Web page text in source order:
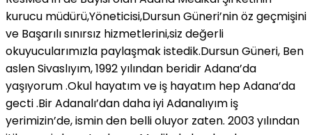
kurucu müdürü,Yöneticisi,Dursun Güneri’nin öz geçmişini
ve Başarılı sınırsız hizmetlerini,siz değerli
okuyucularımızla paylaşmak istedik.Dursun Güneri, Ben
aslen Sivaslıyım, 1992 yılından beridir Adana’da
yaşıyorum .Okul hayatım ve iş hayatım hep Adana’da
gecti .Bir Adanalı’dan daha iyi Adanalıyım iş
yerimizin’de, ismin den belli oluyor zaten. 2003 yılından